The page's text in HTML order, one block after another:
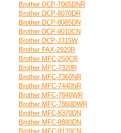
Brother DCP-7065DNR
Brother DCP-8070DR
Brother DCP-8085DN
Brother DCP-9010CN
Brother DCP-J315W
Brother FAX-2920R
Brother MFC-250CR
Brother MFC-7320R
Brother MFC-7360NR
Brother MFC-7440NR
Brother MFC-7840WR
Brother MFC-7860DWR
Brother MFC-8370DN
Brother MFC-8880DN
Brother MFC-9120CN